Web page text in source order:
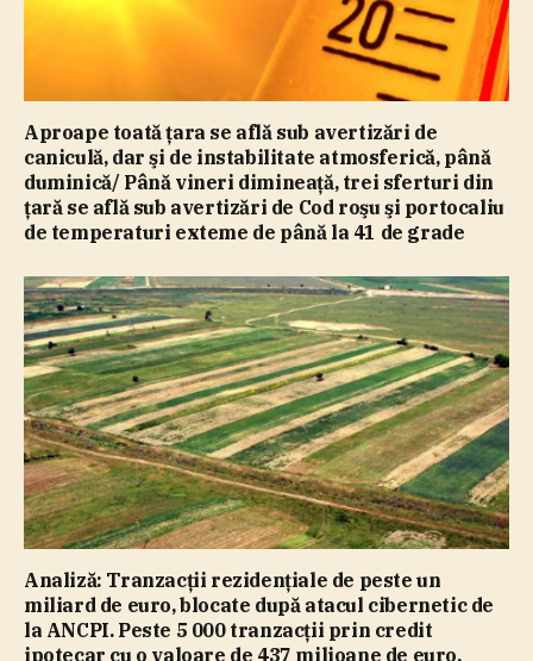
Aproape toată ţara se află sub avertizări de
caniculă, dar şi de instabilitate atmosferică, până
duminică/ Până vineri dimineaţă, trei sferturi din
ţară se află sub avertizări de Cod roşu şi portocaliu
de temperaturi exteme de până la 41 de grade
Analiză: Tranzacţii rezidenţiale de peste un
miliard de euro, blocate după atacul cibernetic de
la ANCPI. Peste 5 000 tranzacţii prin credit
ipotecar cu o valoare de 437 milioane de euro,